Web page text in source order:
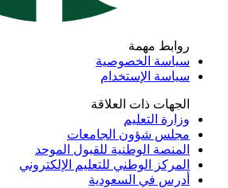
روابط مهمة
سياسة الخصوصية
سياسة الإستخدام
الجهات ذات العلاقة
وزارة التعليم
مجلس شؤون الجامعات
المنصة الوطنية للقبول الموحد
المركز الوطني للتعليم الإلكتروني
أدرس في السعودية